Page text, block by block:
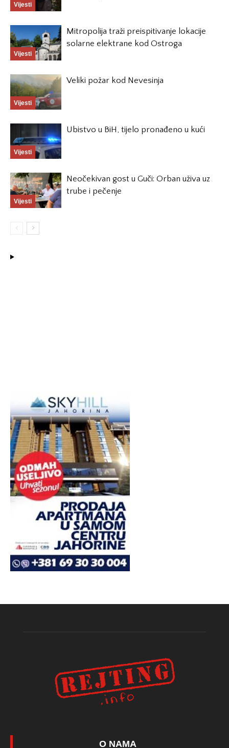
Vijesti
Vijesti
Mitropolija traži preispitivanje lokacije
solarne elektrane kod Ostroga
Vijesti
Veliki požar kod Nevesinja
Vijesti
Ubistvo u BiH, tijelo pronađeno u kući
Vijesti
Neočekivan gost u Guči: Orban uživa uz
trube i pečenje
O NAMA